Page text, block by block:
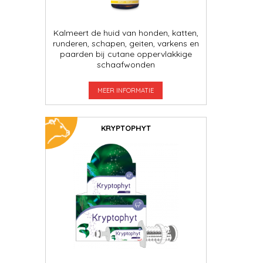
Kalmeert de huid van honden, katten,
runderen, schapen, geiten, varkens en
paarden bij cutane oppervlakkige
schaafwonden
MEER INFORMATIE
KRYPTOPHYT